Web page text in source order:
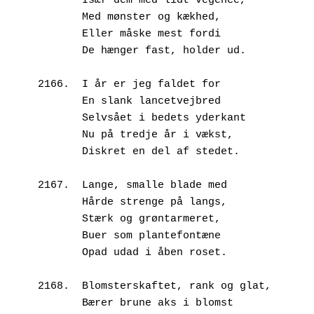
       Med mønster og kækhed,
       Eller måske mest fordi
       De hænger fast, holder ud.
2166.  I år er jeg faldet for
       En slank lancetvejbred
       Selvsået i bedets yderkant
       Nu på tredje år i vækst,
       Diskret en del af stedet.
2167.  Lange, smalle blade med
       Hårde strenge på langs,
       Stærk og grøntarmeret,
       Buer som plantefontæne
       Opad udad i åben roset.
2168.  Blomsterskaftet, rank og glat,
       Bærer brune aks i blomst